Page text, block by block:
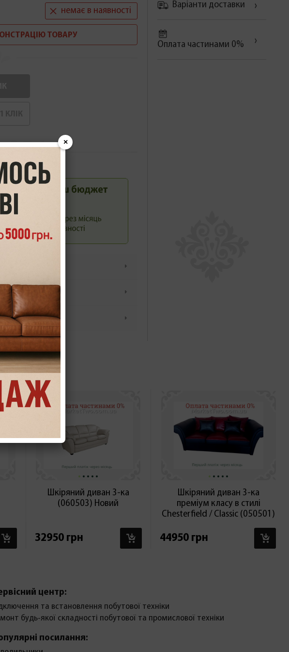
немає в наявності
ЮТОВАРУ
Варіанти доставки
Оплата частинами 0%
В КОШИК
Шкіряний диван 3-ка
(060503) Новий
32950 грн
В КОШИК
Шкіряний диван 3-ка
преміум класу в стилі
Chesterfield / Classic (050501)
44950 грн
центр:
та встановлення побутової техніки
будь-якої складності побутової та промислової техніки
посилання:
×